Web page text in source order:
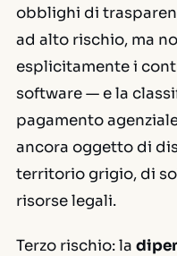
obblighi di
ad alto rischio, ma
esplicitamente i
software — e la
pagamento
ancora oggetto di
territorio grigio, di
risorse legali.
Terzo rischio: la